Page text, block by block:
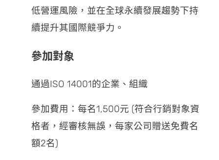
低營運風險，並在全球永續發展趨勢下持
續提升其國際競爭力。
參加對象
通過ISO 14001的企業、組織
參加費用：每名1,500元 (符合行銷對象資
格者，經審核無誤，每家公司贈送免費名
額2名)